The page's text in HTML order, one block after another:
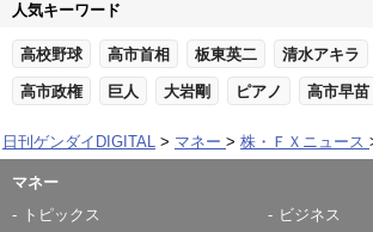
人気キーワード
高校野球 高市首相 板東英二 清水アキラ
高市政権 巨人 大岩剛 ピアノ 高市早苗
日刊ゲンダイDIGITAL マネー 株・ＦＸニュース
マネー
トピックス
ビジネス